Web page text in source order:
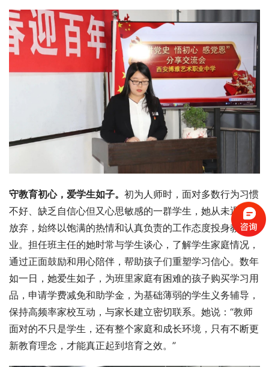
守教育初心，爱学生如子。 初为人师时，面对多数行为习惯
不好、缺乏自信心但又心思敏感的一群学生，她从未退缩和
放弃，始终以饱满的热情和认真负责的工作态度投身教育事
业。担任班主任的她时常与学生谈心，了解学生家庭情况，
通过正面鼓励和用心陪伴，帮助孩子们重塑学习信心。数年
如一日，她爱生如子，为班里家庭有困难的孩子购买学习用
品，申请学费减免和助学金，为基础薄弱的学生义务辅导，
保持高频率家校互动，与家长建立密切联系。她说：“教师
面对的不只是学生，还有整个家庭和成长环境，只有不断更
新教育理念，才能真正起到培育之效。”